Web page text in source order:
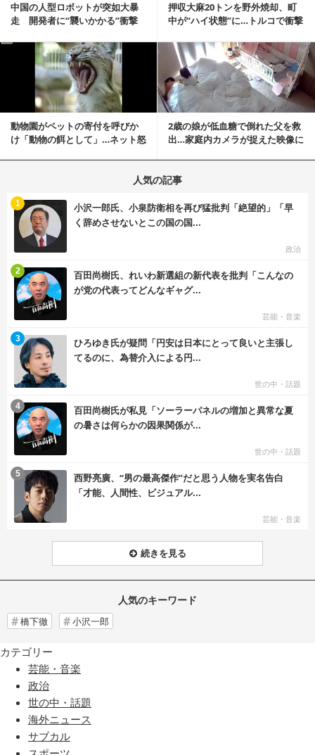
中国の人型ロボットが突如大暴
走 開発者に“襲いかかる”衝撃
押収大麻20トンを野外焼却、町
中が“ハイ状態”に…トルコで衝撃
動物園がペットの寄付を呼びか
け「動物の餌として」…ネット怒
2歳の娘が低血糖で倒れた父を救
出…家庭内カメラが捉えた映像に
記事を読む
人気の記事
小沢一郎氏、小泉防衛相を再び猛批判「絶望的」「早
く辞めさせないとこの国の国...
政治
1
百田尚樹氏、れいわ新選組の新代表を批判「こんなの
が党の代表ってどんなギャグ...
芸能・音楽
2
ひろゆき氏が疑問「円安は日本にとって良いと主張し
てるのに、為替介入による円...
世の中・話題
3
百田尚樹氏が私見「ソーラーパネルの増加と異常な夏
の暑さは何らかの因果関係が...
世の中・話題
4
西野亮廣、“男の最高傑作”だと思う人物を実名告白
「才能、人間性、ビジュアル...
芸能・音楽
5
続きを見る
人気のキーワード
橋下徹 小沢一郎
カテゴリー
芸能・音楽
政治
世の中・話題
海外ニュース
サブカル